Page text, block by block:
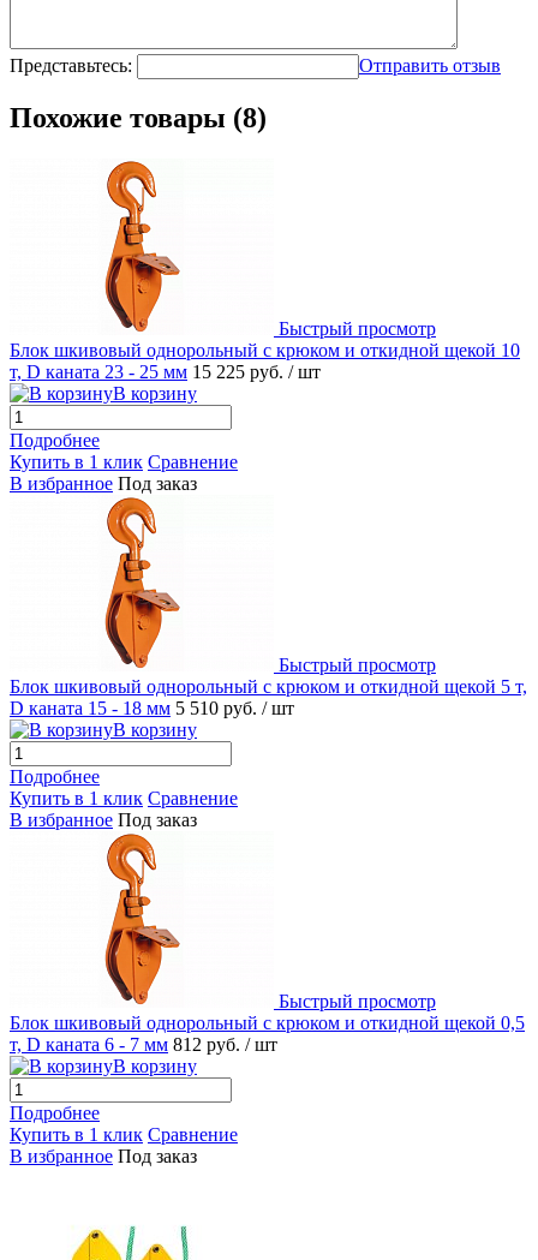
Представьтесь: Отправить отзыв
Похожие товары (8)
Быстрый просмотр
Блок шкивовый однорольный с крюком и откидной щекой 10
т, D каната 23 - 25 мм 15 225 руб. / шт
В корзину
Подробнее
Купить в 1 клик Сравнение
В избранное Под заказ
Быстрый просмотр
Блок шкивовый однорольный с крюком и откидной щекой 5 т,
D каната 15 - 18 мм 5 510 руб. / шт
В корзину
Подробнее
Купить в 1 клик Сравнение
В избранное Под заказ
Быстрый просмотр
Блок шкивовый однорольный с крюком и откидной щекой 0,5
т, D каната 6 - 7 мм 812 руб. / шт
В корзину
Подробнее
Купить в 1 клик Сравнение
В избранное Под заказ